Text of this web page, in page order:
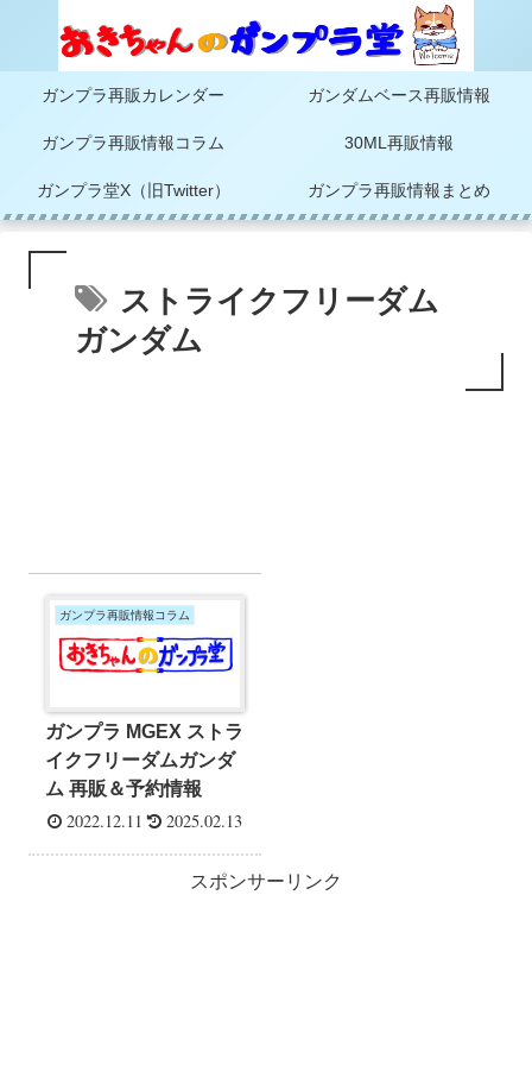
ガンプラ再販カレンダー ガンダムベース再販情報
ガンプラ再販情報コラム 30ML再販情報
ガンプラ堂X（旧Twitter） ガンプラ再販情報まとめ
ストライクフリーダム
ガンダム
ガンプラ再販情報コラム
ガンプラ MGEX ストラ
イクフリーダムガンダ
ム 再販＆予約情報
2022.12.11 2025.02.13
スポンサーリンク